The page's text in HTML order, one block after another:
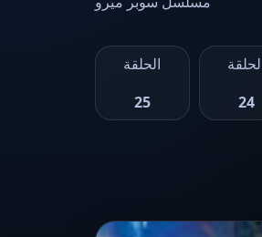
24
الحلقة
25